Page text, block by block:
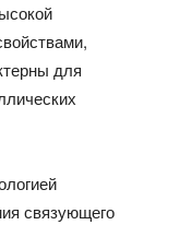
для
связующего